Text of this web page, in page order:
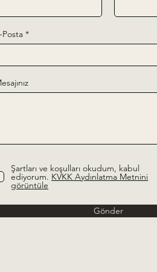
Posta
Şartları ve koşulları okudum, kabul
ediyorum. KVKK Aydınlatma Metnini
görüntüle
Gönder